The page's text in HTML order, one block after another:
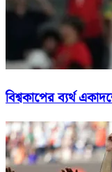
বিশ্বকাপের ব্যর্থ